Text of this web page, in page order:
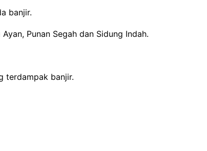
banjir.
Punan Segah dan Sidung Indah.
terdampak banjir.